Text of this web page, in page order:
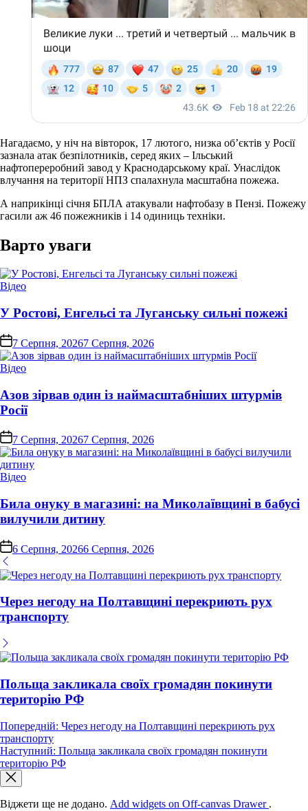
Нагадаємо, у ніч на вівторок, 17 лютого, низка об’єктів у Росії
зазнала атак безпілотників, серед яких – Ільський
нафтопереробний завод у Краснодарському краї. Унаслідок
влучання на території НПЗ спалахнула масштабна пожежа.
А наприкінці січня БПЛА атакували нафтобазу в Пензі. Пожежу
гасили аж 46 пожежників і 14 одиниць техніки.
Варто уваги
Опублікувати
Відео
У Ростові, Енгельсі та Луганську сильні пожежі
on 7 Серпня, 20267 Серпня, 2026
Опублікувати
Відео
Азов зірвав один із наймасштабніших штурмів
Росії
on 7 Серпня, 20267 Серпня, 2026
Опублікувати
Відео
Била онуку в магазині: на Миколаївщині в бабусі
вилучили дитину
on6 Серпня, 20266 Серпня, 2026
Через негоду на Полтавщині перекриють рух
транспорту
Польща закликала своїх громадян покинути
територію РФ
Навігація
записів
Попередній: Через негоду на Полтавщині перекриють рух
транспорту
Наступний: Польща закликала своїх громадян покинути
територію РФ
Віджети ще не додано. Add widgets on Off-canvas Drawer .